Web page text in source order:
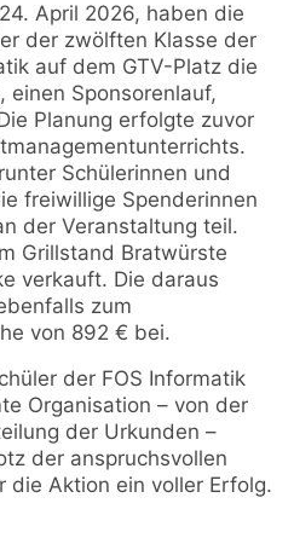
April 2026, haben die
der zwölften Klasse der
auf dem GTV-Platz die
Sponsorenlauf,
Planung erfolgte zuvor
Schülerinnen und
freiwillige Spenderinnen
der Veranstaltung teil.
Grillstand Bratwürste
verkauft. Die daraus
zum
von 892 € bei.
der FOS Informatik
Organisation – von der
der Urkunden –
der anspruchsvollen
die Aktion ein voller Erfolg.